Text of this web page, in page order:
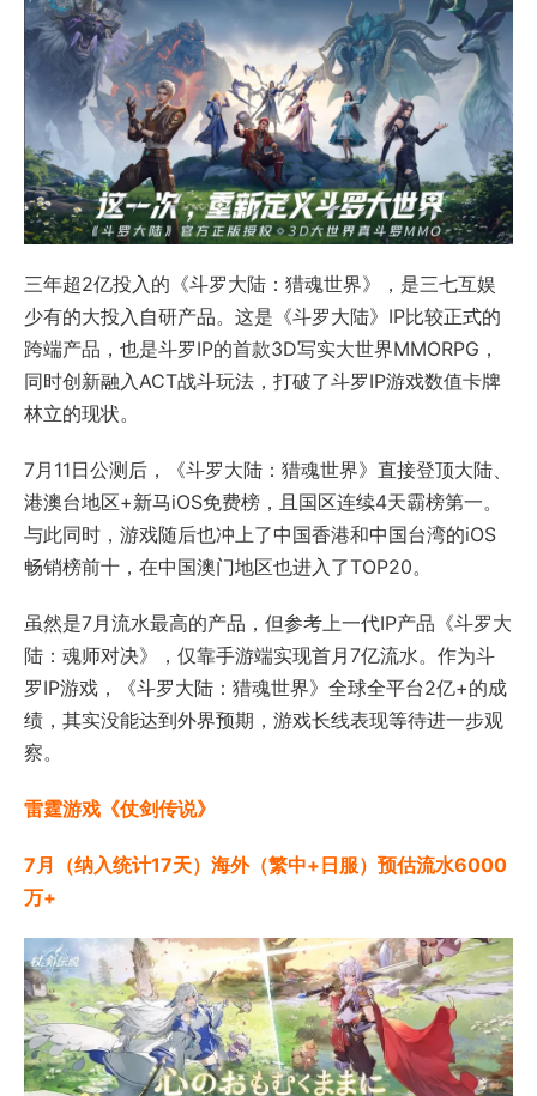
三年超2亿投入的《斗罗大陆：猎魂世界》，是三七互娱
少有的大投入自研产品。这是《斗罗大陆》IP比较正式的
跨端产品，也是斗罗IP的首款3D写实大世界MMORPG，
同时创新融入ACT战斗玩法，打破了斗罗IP游戏数值卡牌
林立的现状。
7月11日公测后，《斗罗大陆：猎魂世界》直接登顶大陆、
港澳台地区+新马iOS免费榜，且国区连续4天霸榜第一。
与此同时，游戏随后也冲上了中国香港和中国台湾的iOS
畅销榜前十，在中国澳门地区也进入了TOP20。
虽然是7月流水最高的产品，但参考上一代IP产品《斗罗大
陆：魂师对决》，仅靠手游端实现首月7亿流水。作为斗
罗IP游戏，《斗罗大陆：猎魂世界》全球全平台2亿+的成
绩，其实没能达到外界预期，游戏长线表现等待进一步观
察。
雷霆游戏《仗剑传说》
7月（纳入统计17天）海外（繁中+日服）预估流水6000
万+